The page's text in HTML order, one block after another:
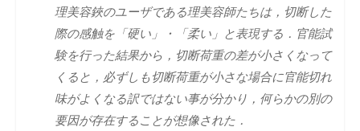
理美容鋏のユーザである理美容師たちは，切断した
際の感触を「硬い」・「柔い」と表現する．官能試
験を行った結果から，切断荷重の差が小さくなって
くると，必ずしも切断荷重が小さな場合に官能切れ
味がよくなる訳ではない事が分かり，何らかの別の
要因が存在することが想像された．